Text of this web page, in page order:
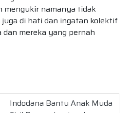
mengukir namanya tidak
di hati dan ingatan kolektif
mereka yang pernah
Indodana Bantu Anak Muda